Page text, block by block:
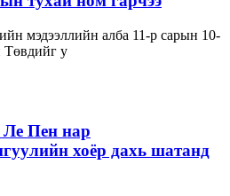
у
Пен нар
хоёр дахь шатанд